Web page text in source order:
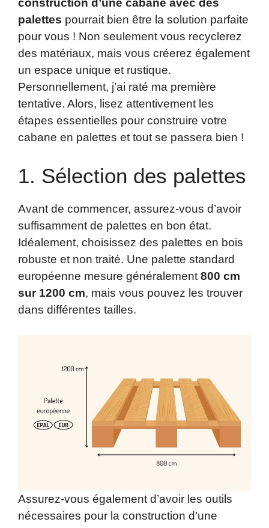
construction d’une cabane avec des
palettes pourrait bien être la solution parfaite
pour vous ! Non seulement vous recyclerez
des matériaux, mais vous créerez également
un espace unique et rustique.
Personnellement, j’ai raté ma première
tentative. Alors, lisez attentivement les
étapes essentielles pour construire votre
cabane en palettes et tout se passera bien !
1. Sélection des palettes
Avant de commencer, assurez-vous d’avoir
suffisamment de palettes en bon état.
Idéalement, choisissez des palettes en bois
robuste et non traité. Une palette standard
européenne mesure généralement 800 cm
sur 1200 cm, mais vous pouvez les trouver
dans différentes tailles.
Assurez-vous également d’avoir les outils
nécessaires pour la construction d’une